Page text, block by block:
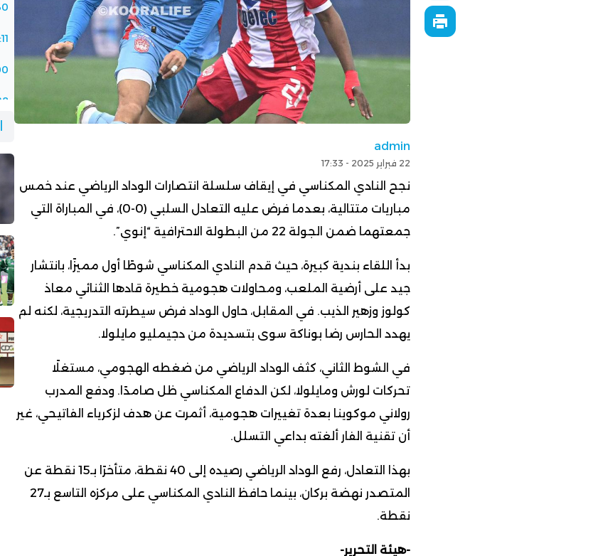
admin
22 فبراير 2025 - 17:33
نجح النادي المكناسي في إيقاف سلسلة انتصارات الوداد الرياضي عند خمس
مباريات متتالية، بعدما فرض عليه التعادل السلبي (0-0)، في المباراة التي
جمعتهما ضمن الجولة 22 من البطولة الاحترافية “إنوي”.
بدأ اللقاء بندية كبيرة، حيث قدم النادي المكناسي شوطًا أول مميزًا، بانتشار
جيد على أرضية الملعب، ومحاولات هجومية خطيرة قادها الثنائي معاذ
كولوز وزهير الذيب. في المقابل، حاول الوداد فرض سيطرته التدريجية، لكنه لم
يهدد الحارس رضا بوناكة سوى بتسديدة من دجيمليو مايلولا.
في الشوط الثاني، كثف الوداد الرياضي من ضغطه الهجومي، مستغلًا
تحركات لورش ومايلولا، لكن الدفاع المكناسي ظل صامدًا. ودفع المدرب
رولاني موكوينا بعدة تغييرات هجومية، أثمرت عن هدف لزكرياء الفاتيحي، غير
أن تقنية الفار ألغته بداعي التسلل.
بهذا التعادل، رفع الوداد الرياضي رصيده إلى 40 نقطة، متأخرًا بـ15 نقطة عن
المتصدر نهضة بركان، بينما حافظ النادي المكناسي على مركزه التاسع بـ27
نقطة.
-هيئة التحرير-